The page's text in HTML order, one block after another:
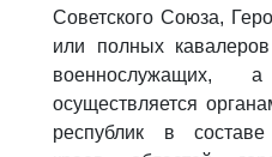
Советского Союза,
или полных
осуществляется
республик в